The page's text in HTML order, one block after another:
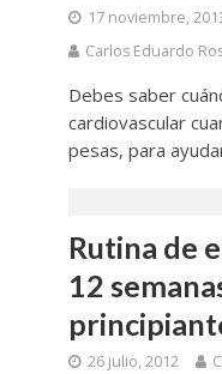
17 noviembre,
Carlos Eduardo
Debes saber
cardiovascular
pesas, para
Rutina de
12
26 julio, 2012